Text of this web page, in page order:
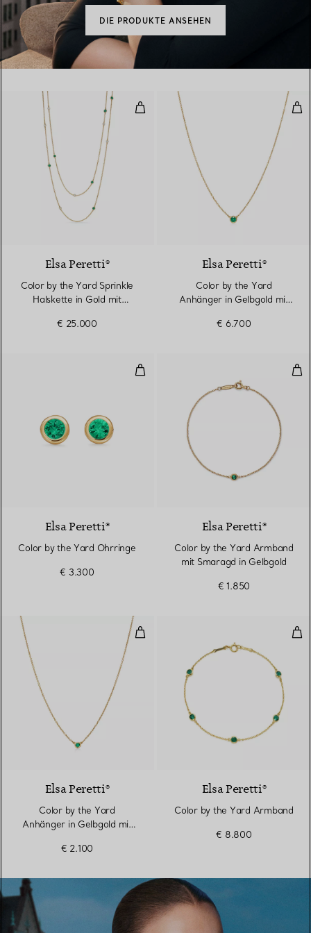
DIE PRODUKTE ANSEHEN
Color by the Yard Sprinkle
2 Materialien
Elsa Peretti®
Color by the Yard Sprinkle
Halskette in Gold mit
€ 25.000
Elsa Peretti®
Color by the Yard
Anhänger in Gelbgold mit
€ 6.700
Color by the Yard Ohrringe
Elsa Peretti®
Color by the Yard Ohrringe
€ 3.300
Elsa Peretti®
Color by the Yard Armband
mit Smaragd in Gelbgold
€ 1.850
Color by the Yard Anhänger in
Elsa Peretti®
Color by the Yard
Anhänger in Gelbgold mit
€ 2.100
Elsa Peretti®
Color by the Yard Armband
€ 8.800